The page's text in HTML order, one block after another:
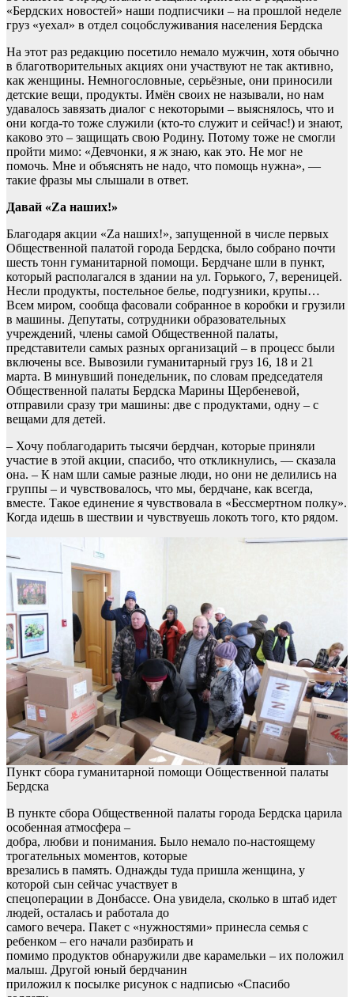
«Бердских новостей» наши подписчики – на прошлой неделе
груз «уехал» в отдел соцобслуживания населения Бердска
На этот раз редакцию посетило немало мужчин, хотя обычно
в благотворительных акциях они участвуют не так активно,
как женщины. Немногословные, серьёзные, они приносили
детские вещи, продукты. Имён своих не называли, но нам
удавалось завязать диалог с некоторыми – выяснялось, что и
они когда-то тоже служили (кто-то служит и сейчас!) и знают,
каково это – защищать свою Родину. Потому тоже не смогли
пройти мимо: «Девчонки, я ж знаю, как это. Не мог не
помочь. Мне и объяснять не надо, что помощь нужна», —
такие фразы мы слышали в ответ.
Давай «Zа наших!»
Благодаря акции «Zа наших!», запущенной в числе первых
Общественной палатой города Бердска, было собрано почти
шесть тонн гуманитарной помощи. Бердчане шли в пункт,
который располагался в здании на ул. Горького, 7, вереницей.
Несли продукты, постельное белье, подгузники, крупы…
Всем миром, сообща фасовали собранное в коробки и грузили
в машины. Депутаты, сотрудники образовательных
учреждений, члены самой Общественной палаты,
представители самых разных организаций – в процесс были
включены все. Вывозили гуманитарный груз 16, 18 и 21
марта. В минувший понедельник, по словам председателя
Общественной палаты Бердска Марины Щербеневой,
отправили сразу три машины: две с продуктами, одну – с
вещами для детей.
– Хочу поблагодарить тысячи бердчан, которые приняли
участие в этой акции, спасибо, что откликнулись, — сказала
она. – К нам шли самые разные люди, но они не делились на
группы – и чувствовалось, что мы, бердчане, как всегда,
вместе. Такое единение я чувствовала в «Бессмертном полку».
Когда идешь в шествии и чувствуешь локоть того, кто рядом.
Пункт сбора гуманитарной помощи Общественной палаты
Бердска
В пункте сбора Общественной палаты города Бердска царила
особенная атмосфера –
добра, любви и понимания. Было немало по-настоящему
трогательных моментов, которые
врезались в память. Однажды туда пришла женщина, у
которой сын сейчас участвует в
спецоперации в Донбассе. Она увидела, сколько в штаб идет
людей, осталась и работала до
самого вечера. Пакет с «нужностями» принесла семья с
ребенком – его начали разбирать и
помимо продуктов обнаружили две карамельки – их положил
малыш. Другой юный бердчанин
приложил к посылке рисунок с надписью «Спасибо